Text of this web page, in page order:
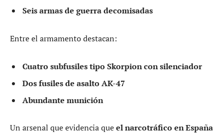
Seis armas de guerra decomisadas
Entre el armamento destacan:
Cuatro subfusiles tipo Skorpion con silenciador
Dos fusiles de asalto AK-47
Abundante munición
Un arsenal que evidencia queel narcotráfico en España